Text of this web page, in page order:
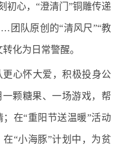
初心，“澄清门”铜雕传递
团队原创的“清风尺”“教
化为日常警醒。
心怀大爱，积极投身公
颗糖果、一场游戏，帮
在“重阳节送温暖”活动
“小海豚”计划中，为贫